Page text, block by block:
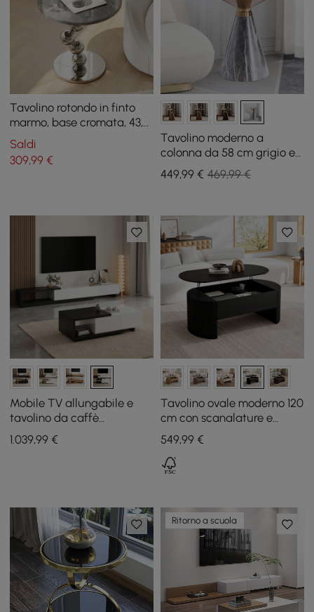
Tavolino rotondo in finto
marmo, base cromata, 43,7
cm, colore argento
Saldi
309,99 €
Tavolino moderno a
colonna da 58 cm grigio e
oro con piano in pietra
sinterizzata
449,99€ 469,99 €
Mobile TV allungabile e
tavolino da caffè
minimalista Quoint
1.039,99 €
Tavolino ovale moderno 120
cm con scanalature e
piano sollevabile, nero
549,99€
Ritorno a scuola